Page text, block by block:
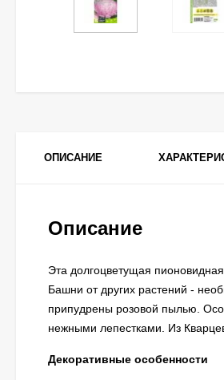
ОПИСАНИЕ
Описание
Эта долгоцветущая
Башни от других растений -
припудрены розовой пылью.
нежными лепестками. Из
Декоративные особенности